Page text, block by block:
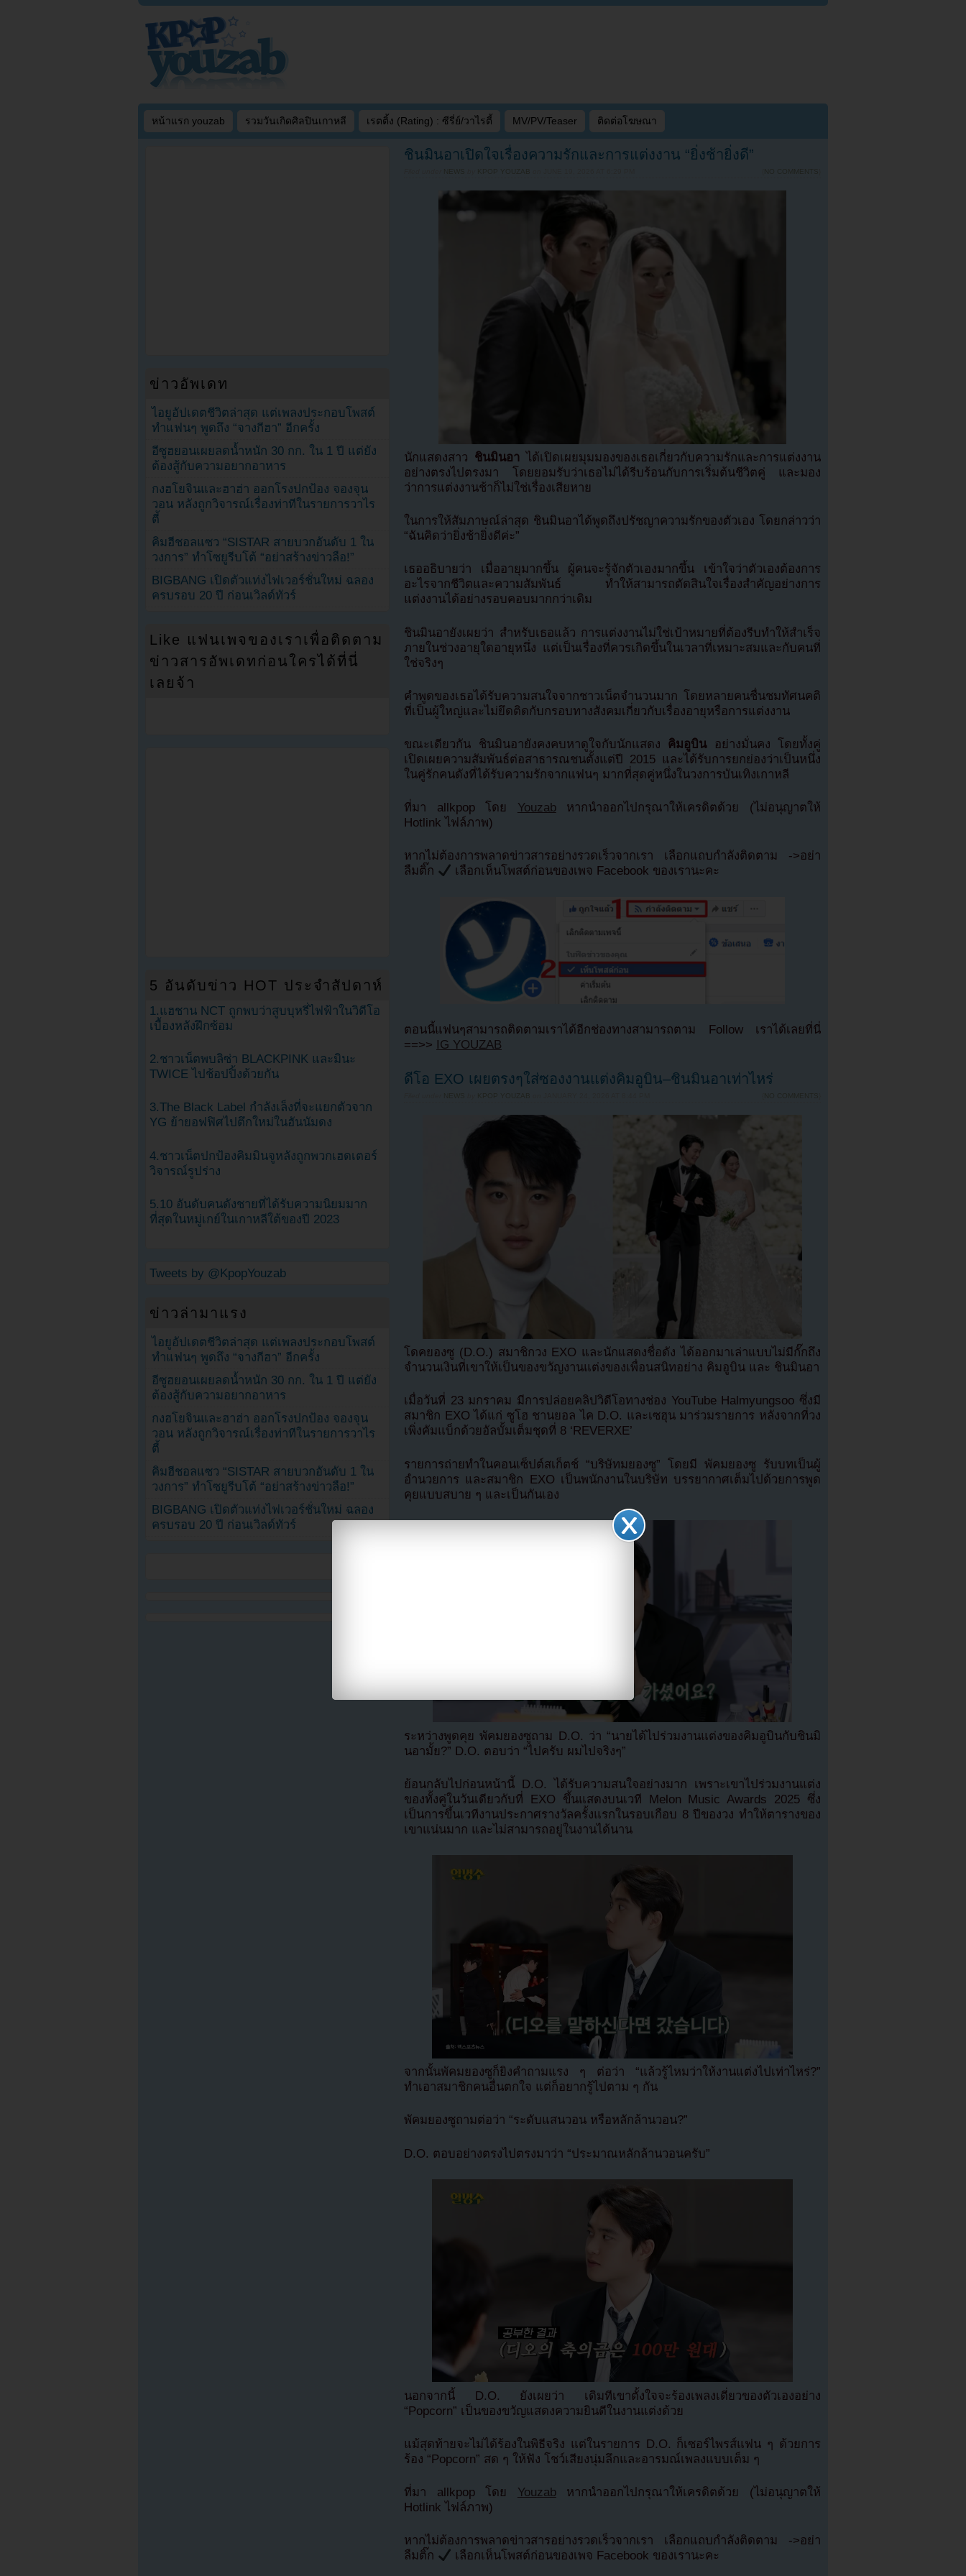
หน้าแรก youzab รวมวันเกิดศิลปินเกาหลี เรตติ้ง (Rating) : ซีรี่ย์/วาไรตี้ MV/PV/Teaser ติดต่อโฆษณา
ชินมินอาเปิดใจเรื่องความรักและการแต่งงาน “ยิ่งช้ายิ่งดี”
NEWS KPOP YOUZAB NO COMMENTS
นักแสดงสาว ชินมินอา ได้เปิดเผยมุมมองของเธอเกี่ยวกับความรักและการแต่งงาน
อย่างตรงไปตรงมา โดยยอมรับว่าเธอไม่ได้รีบร้อนกับการเริ่มต้นชีวิตคู่ และมอง
ว่าการแต่งงานช้าก็ไม่ใช่เรื่องเสียหาย
ในการให้สัมภาษณ์ล่าสุด ชินมินอาได้พูดถึงปรัชญาความรักของตัวเอง โดยกล่าวว่า
“ฉันคิดว่ายิ่งช้ายิ่งดีค่ะ”
เธออธิบายว่า เมื่ออายุมากขึ้น ผู้คนจะรู้จักตัวเองมากขึ้น เข้าใจว่าตัวเองต้องการ
อะไรจากชีวิตและความสัมพันธ์ ทำให้สามารถตัดสินใจเรื่องสำคัญอย่างการ
แต่งงานได้อย่างรอบคอบมากกว่าเดิม
ชินมินอายังเผยว่า สำหรับเธอแล้ว การแต่งงานไม่ใช่เป้าหมายที่ต้องรีบทำให้สำเร็จ
ภายในช่วงอายุใดอายุหนึ่ง แต่เป็นเรื่องที่ควรเกิดขึ้นในเวลาที่เหมาะสมและกับคนที่
ใช่จริงๆ
คำพูดของเธอได้รับความสนใจจากชาวเน็ตจำนวนมาก โดยหลายคนชื่นชมทัศนคติ
ที่เป็นผู้ใหญ่และไม่ยึดติดกับกรอบทางสังคมเกี่ยวกับเรื่องอายุหรือการแต่งงาน
ขณะเดียวกัน ชินมินอายังคงคบหาดูใจกับนักแสดง คิมอูบินอย่างมั่นคง โดยทั้งคู่
เปิดเผยความสัมพันธ์ต่อสาธารณชนตั้งแต่ปี 2015 และได้รับการยกย่องว่าเป็นหนึ่ง
ในคู่รักคนดังที่ได้รับความรักจากแฟนๆ มากที่สุดคู่หนึ่งในวงการบันเทิงเกาหลี
ที่มา allkpop โดย Youzabหากนำออกไปกรุณาให้เครดิตด้วย (ไม่อนุญาตให้
Hotlink ไฟล์ภาพ)
หากไม่ต้องการพลาดข่าวสารอย่างรวดเร็วจากเรา เลือกแถบกำลังติดตาม ->อย่า
ลืมติ๊ก
เลือกเห็นโพสต์ก่อนของเพจ Facebook ของเรานะคะ
ตอนนี้แฟนๆสามารถติดตามเราได้อีกช่องทางสามารถตาม Follow เราได้เลยที่นี่
==>> IG YOUZAB
ดีโอ EXO เผยตรงๆใส่ซองงานแต่งคิมอูบิน–ชินมินอาเท่าไหร่
NEWS KPOP YOUZAB NO COMMENTS
โดคยองซู (D.O.) สมาชิกวง EXO และนักแสดงชื่อดัง ได้ออกมาเล่าแบบไม่มีกั๊กถึง
จำนวนเงินที่เขาให้เป็นของขวัญงานแต่งของเพื่อนสนิทอย่าง คิมอูบิน และ ชินมินอา
เมื่อวันที่ 23 มกราคม มีการปล่อยคลิปวิดีโอทางช่อง YouTube Halmyungsoo ซึ่งมี
สมาชิก EXO ได้แก่ ซูโฮ ชานยอล ไค D.O. และเซฮุน มาร่วมรายการ หลังจากที่วง
เพิ่งคัมแบ็กด้วยอัลบั้มเต็มชุดที่ 8 ‘REVERXE’
รายการถ่ายทำในคอนเซ็ปต์สเก็ตช์ “บริษัทมยองซู” โดยมี พัคมยองซู รับบทเป็นผู้
อำนวยการ และสมาชิก EXO เป็นพนักงานในบริษัท บรรยากาศเต็มไปด้วยการพูด
คุยแบบสบาย ๆ และเป็นกันเอง
ระหว่างพูดคุย พัคมยองซูถาม D.O. ว่า “นายได้ไปร่วมงานแต่งของคิมอูบินกับชินมิ
นอามั้ย?” D.O. ตอบว่า “ไปครับ ผมไปจริงๆ”
ย้อนกลับไปก่อนหน้านี้ D.O. ได้รับความสนใจอย่างมาก เพราะเขาไปร่วมงานแต่ง
ของทั้งคู่ในวันเดียวกับที่ EXO ขึ้นแสดงบนเวที Melon Music Awards 2025 ซึ่ง
เป็นการขึ้นเวทีงานประกาศรางวัลครั้งแรกในรอบเกือบ 8 ปีของวง ทำให้ตารางของ
เขาแน่นมาก และไม่สามารถอยู่ในงานได้นาน
จากนั้นพัคมยองซูก็ยิงคำถามแรง ๆ ต่อว่า “แล้วรู้ไหมว่าให้งานแต่งไปเท่าไหร่?”
ทำเอาสมาชิกคนอื่นตกใจ แต่ก็อยากรู้ไปตาม ๆ กัน
พัคมยองซูถามต่อว่า “ระดับแสนวอน หรือหลักล้านวอน?”
D.O. ตอบอย่างตรงไปตรงมาว่า “ประมาณหลักล้านวอนครับ”
นอกจากนี้ D.O. ยังเผยว่า เดิมทีเขาตั้งใจจะร้องเพลงเดี่ยวของตัวเองอย่าง
“Popcorn” เป็นของขวัญแสดงความยินดีในงานแต่งด้วย
แม้สุดท้ายจะไม่ได้ร้องในพิธีจริง แต่ในรายการ D.O. ก็เซอร์ไพรส์แฟน ๆ ด้วยการ
ร้อง “Popcorn” สด ๆ ให้ฟัง โชว์เสียงนุ่มลึกและอารมณ์เพลงแบบเต็ม ๆ
ที่มา allkpop โดย Youzabหากนำออกไปกรุณาให้เครดิตด้วย (ไม่อนุญาตให้
Hotlink ไฟล์ภาพ)
หากไม่ต้องการพลาดข่าวสารอย่างรวดเร็วจากเรา เลือกแถบกำลังติดตาม ->อย่า
ลืมติ๊ก
เลือกเห็นโพสต์ก่อนของเพจ Facebook ของเรานะคะ
ข่าวอัพเดท
ไอยูอัปเดตชีวิตล่าสุด แต่เพลงประกอบโพสต์
ทำแฟนๆ พูดถึง “จางกีฮา” อีกครั้ง
อีซูฮยอนเผยลดน้ำหนัก 30 กก. ใน 1 ปี แต่ยัง
ต้องสู้กับความอยากอาหาร
กงฮโยจินและฮาฮ่า ออกโรงปกป้อง จองจุน
วอน หลังถูกวิจารณ์เรื่องท่าทีในรายการวาไร
ตี้
คิมฮีชอลแซว “SISTAR สายบวกอันดับ 1 ใน
วงการ” ทำโซยูรีบโต้ “อย่าสร้างข่าวลือ!”
BIGBANG เปิดตัวแท่งไฟเวอร์ชั่นใหม่ ฉลอง
ครบรอบ 20 ปี ก่อนเวิลด์ทัวร์
Like แฟนเพจของเราเพื่อติดตาม
ข่าวสารอัพเดทก่อนใครได้ที่นี่
เลยจ้า
5 อันดับข่าว HOT ประจำสัปดาห์
1.แฮชาน NCT ถูกพบว่าสูบบุหรี่ไฟฟ้าในวิดีโอ
เบื้องหลังฝึกซ้อม
2.ชาวเน็ตพบลิซ่า BLACKPINK และมินะ
TWICE ไปช้อปปิ้งด้วยกัน
3.The Black Label กำลังเล็งที่จะแยกตัวจาก
YG ย้ายอฟฟิศไปตึกใหม่ในฮันนัมดง
4.ชาวเน็ตปกป้องคิมมินจูหลังถูกพวกเฮดเตอร์
วิจารณ์รูปร่าง
5.10 อันดับคนดังชายที่ได้รับความนิยมมาก
ที่สุดในหมู่เกย์ในเกาหลีใต้ของปี 2023
Tweets by @KpopYouzab
ข่าวล่ามาแรง
ไอยูอัปเดตชีวิตล่าสุด แต่เพลงประกอบโพสต์
ทำแฟนๆ พูดถึง “จางกีฮา” อีกครั้ง
อีซูฮยอนเผยลดน้ำหนัก 30 กก. ใน 1 ปี แต่ยัง
ต้องสู้กับความอยากอาหาร
กงฮโยจินและฮาฮ่า ออกโรงปกป้อง จองจุน
วอน หลังถูกวิจารณ์เรื่องท่าทีในรายการวาไร
ตี้
คิมฮีชอลแซว “SISTAR สายบวกอันดับ 1 ใน
วงการ” ทำโซยูรีบโต้ “อย่าสร้างข่าวลือ!”
BIGBANG เปิดตัวแท่งไฟเวอร์ชั่นใหม่ ฉลอง
ครบรอบ 20 ปี ก่อนเวิลด์ทัวร์